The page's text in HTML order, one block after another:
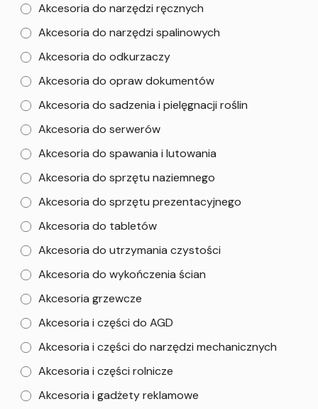
Akcesoria do narzędzi ręcznych
Akcesoria do narzędzi spalinowych
Akcesoria do odkurzaczy
Akcesoria do opraw dokumentów
Akcesoria do sadzenia i pielęgnacji roślin
Akcesoria do serwerów
Akcesoria do spawania i lutowania
Akcesoria do sprzętu naziemnego
Akcesoria do sprzętu prezentacyjnego
Akcesoria do tabletów
Akcesoria do utrzymania czystości
Akcesoria do wykończenia ścian
Akcesoria grzewcze
Akcesoria i części do AGD
Akcesoria i części do narzędzi mechanicznych
Akcesoria i części rolnicze
Akcesoria i gadżety reklamowe